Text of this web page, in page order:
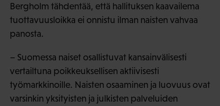
Bergholm tähdentää, että hallituksen kaavailema
tuottavuusloikka ei onnistu ilman naisten vahvaa
panosta.
– Suomessa naiset osallistuvat kansainvälisesti
vertailtuna poikkeuksellisen aktiivisesti
työmarkkinoille. Naisten osaaminen ja luovuus ovat
varsinkin yksityisten ja julkisten palveluiden